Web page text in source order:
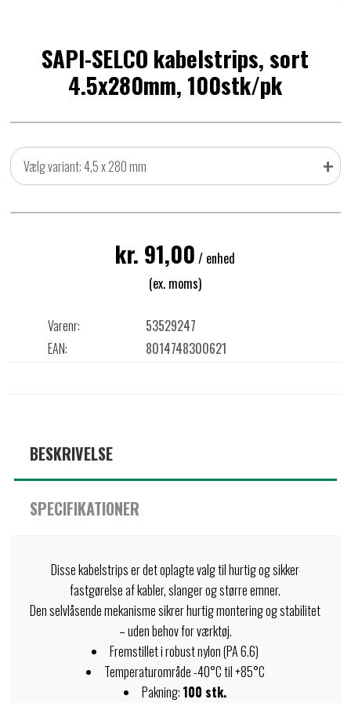
SAPI-SELCO kabelstrips, sort
4.5x280mm, 100stk/pk
Vælg variant: 4,5 x 280 mm +
kr. 91,00 / enhed
(ex. moms)
Varenr:
53529247
EAN:
8014748300621
BESKRIVELSE
SPECIFIKATIONER
Disse kabelstrips er det oplagte valg til hurtig og sikker
fastgørelse af kabler, slanger og større emner.
Den selvlåsende mekanisme sikrer hurtig montering og stabilitet
– uden behov for værktøj.
Fremstillet i robust nylon (PA 6.6)
Temperaturområde -40°C til +85°C
Pakning: 100 stk.